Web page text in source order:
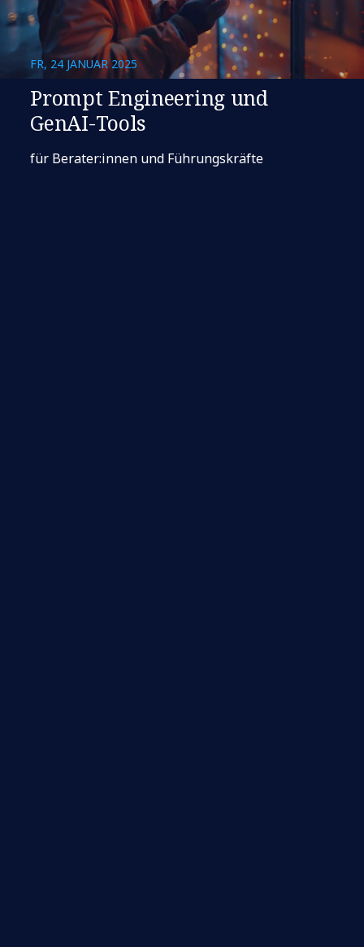
FR, 24 JANUAR 2025
Prompt Engineering und
GenAI-Tools
für Berater:innen und Führungskräfte